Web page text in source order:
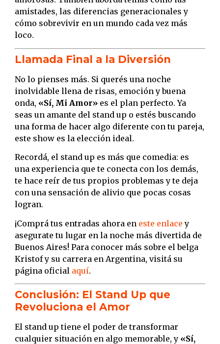
amistades, las diferencias generacionales y
cómo sobrevivir en un mundo cada vez más
loco.
Llamada Final a la Diversión
No lo pienses más. Si querés una noche
inolvidable llena de risas, emoción y buena
onda, «Sí, Mi Amor» es el plan perfecto. Ya
seas un amante del stand up o estés buscando
una forma de hacer algo diferente con tu pareja,
este show es la elección ideal.
Recordá, el stand up es más que comedia: es
una experiencia que te conecta con los demás,
te hace reír de tus propios problemas y te deja
con una sensación de alivio que pocas cosas
logran.
¡Comprá tus entradas ahora en este enlace y
asegurate tu lugar en la noche más divertida de
Buenos Aires! Para conocer más sobre el belga
Kristof y su carrera en Argentina, visitá su
página oficial aquí.
Conclusión: El Stand Up que
Revoluciona el Amor
El stand up tiene el poder de transformar
cualquier situación en algo memorable, y «Sí,